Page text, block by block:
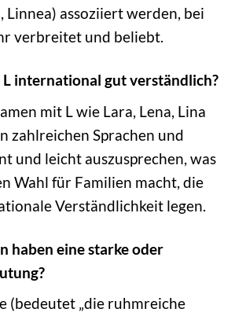
Linnea) assoziiert werden, bei
verbreitet und beliebt.
L international gut verständlich?
mit L wie Lara, Lena, Lina
zahlreichen Sprachen und
und leicht auszusprechen, was
Wahl für Familien macht, die
Verständlichkeit legen.
haben eine starke oder
(bedeutet „die ruhmreiche